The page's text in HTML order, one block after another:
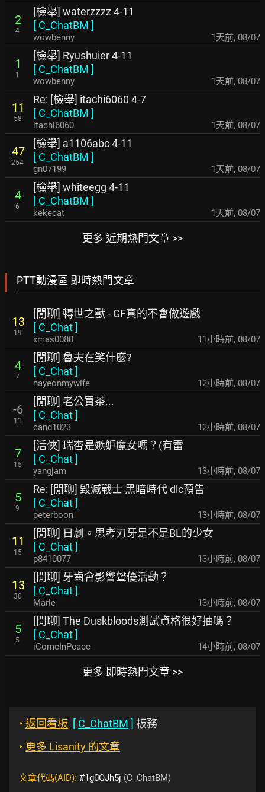
2
4
[檢舉] waterzzzz 4-11
[ C_ChatBM ]
wowbenny 1天前, 08/07
1
1
[檢舉] Ryushuier 4-11
[ C_ChatBM ]
wowbenny 1天前, 08/07
11
58
Re: [檢舉] itachi6060 4-7
[ C_ChatBM ]
itachi6060 1天前, 08/07
47
254
[檢舉] a1106abc 4-11
[ C_ChatBM ]
gn07199 1天前, 08/07
4
6
[檢舉] whiteegg 4-11
[ C_ChatBM ]
kekecat 1天前, 08/07
更多 近期熱門文章 >>
PTT動漫區 即時熱門文章
13
19
[閒聊] 轉世之獸 - GF真的不會做遊戲
[ C_Chat]
xmas0080 11小時前, 08/07
4
7
[閒聊] 魯夫在笑什麼?
[ C_Chat]
nayeonmywife 12小時前, 08/07
-6
11
[閒聊] 老公買茶...
[ C_Chat]
cand1023 12小時前, 08/07
7
15
[活俠] 瑞杏是嫉妒魔女嗎？(有雷
[ C_Chat]
yangjam 13小時前, 08/07
5
9
Re: [閒聊] 毀滅戰士 黑暗時代 dlc預告
[ C_Chat]
peterboon 13小時前, 08/07
11
15
[閒聊] 日劇。思考刃牙是不是BL的少女
[ C_Chat]
p8410077 13小時前, 08/07
13
30
[閒聊] 牙齒會影響聲優活動？
[ C_Chat]
Marle 13小時前, 08/07
5
5
[閒聊] The Duskbloods測試資格很好抽嗎？
[ C_Chat]
iComeInPeace 14小時前, 08/07
更多 即時熱門文章 >>
‣ 返回看板 [ C_ChatBM ] 板務
‣ 更多 Lisanity 的文章
文章代碼(AID): #1g0QJh5j (C_ChatBM)